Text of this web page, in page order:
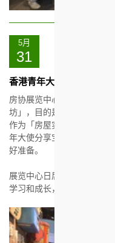
5月
31
香港青年大使导赏技巧工作
房协展览中心 (展览中心) 与
坊」，目的是让香港青年大
作为「房屋实验室」的角色
年大使分享宝贵的导赏技巧
好准备。
展览中心日后亦会为青年大
学习和成长，并发展沟通能